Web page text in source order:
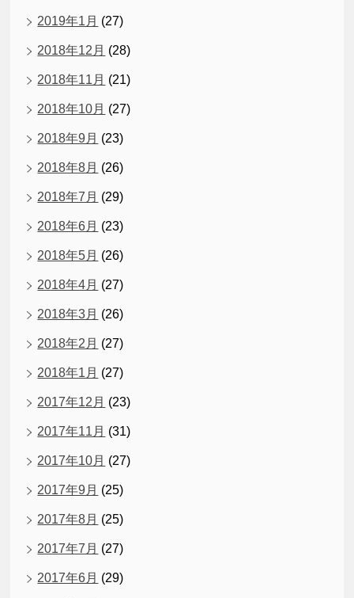
2019年1月 (27)
2018年12月 (28)
2018年11月 (21)
2018年10月 (27)
2018年9月 (23)
2018年8月 (26)
2018年7月 (29)
2018年6月 (23)
2018年5月 (26)
2018年4月 (27)
2018年3月 (26)
2018年2月 (27)
2018年1月 (27)
2017年12月 (23)
2017年11月 (31)
2017年10月 (27)
2017年9月 (25)
2017年8月 (25)
2017年7月 (27)
2017年6月 (29)